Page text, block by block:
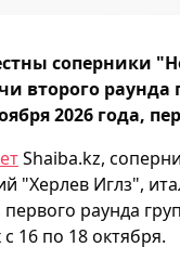
соперники
второго раунда
2026 года,
Shaiba.kz,
"Херлев Иглз",
раунда
16 по 18 октября.